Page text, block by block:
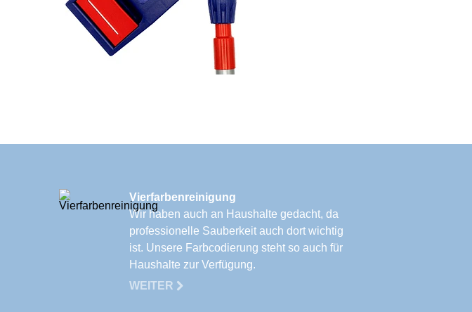
Vierfarbenreinigung
Wir haben auch an Haushalte gedacht, da
professionelle Sauberkeit auch dort wichtig
ist. Unsere Farbcodierung steht so auch für
Haushalte zur Verfügung.
WEITER